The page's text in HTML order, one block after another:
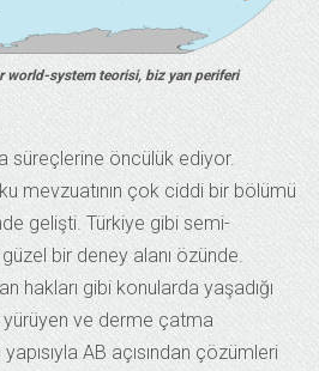
world-system teorisi, biz yarı periferi
süreçlerine öncülük ediyor.
mevzuatının çok ciddi bir bölümü
gelişti. Türkiye gibi semi-
bir deney alanı özünde.
hakları gibi konularda yaşadığı
ve derme çatma
AB açısından çözümleri